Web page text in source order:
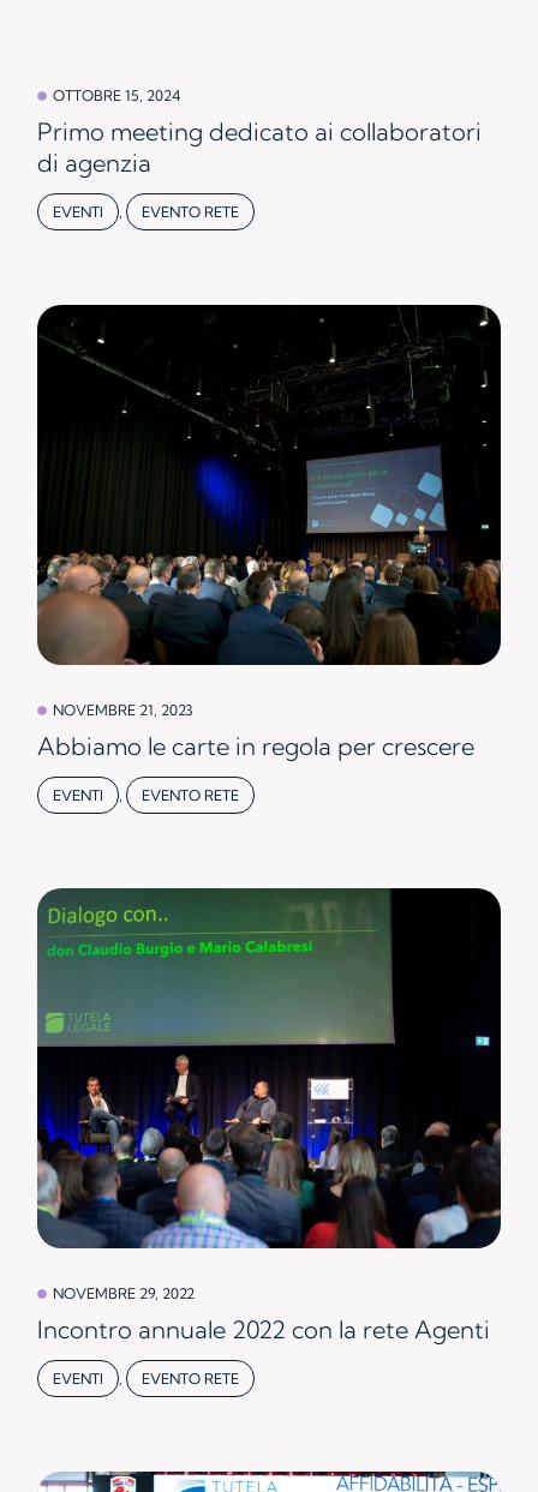
OTTOBRE 15, 2024
Primo meeting dedicato ai collaboratori
di agenzia
EVENTI , EVENTO RETE
NOVEMBRE 21, 2023
Abbiamo le carte in regola per crescere
EVENTI , EVENTO RETE
NOVEMBRE 29, 2022
Incontro annuale 2022 con la rete Agenti
EVENTI , EVENTO RETE